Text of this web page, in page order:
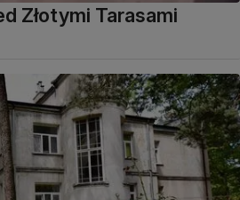
Złotymi Tarasami